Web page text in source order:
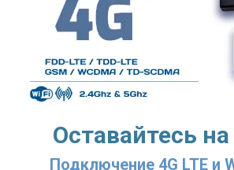
Оставайтесь
Подключение 4G LTE и